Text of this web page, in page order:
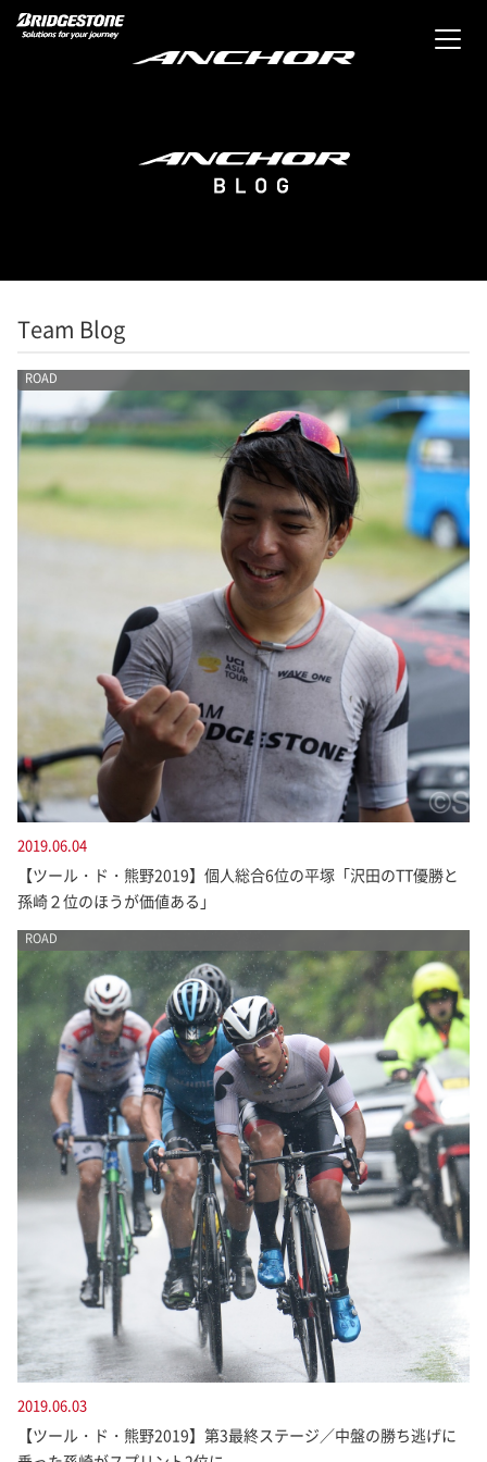
Team Blog
ROAD
2019.06.04
【ツール・ド・熊野2019】個人総合6位の平塚「沢田のTT優勝と
孫崎２位のほうが価値ある」
ROAD
2019.06.03
【ツール・ド・熊野2019】第3最終ステージ／中盤の勝ち逃げに